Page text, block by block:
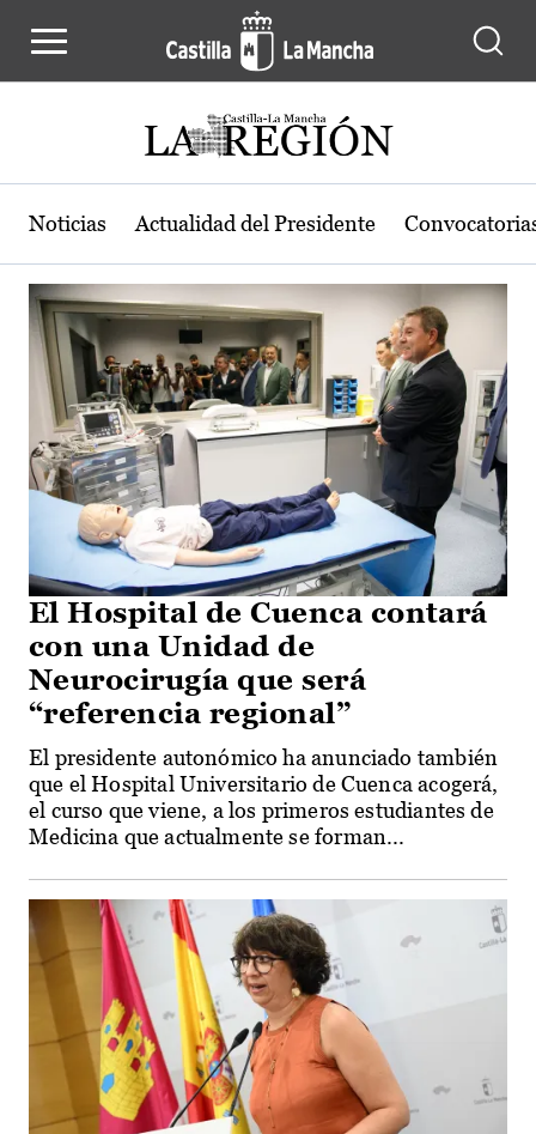
Actualidad de la región de Castilla-
Noticias Actualidad del Presidente
El Hospital de Cuenca contará
con una Unidad de
Neurocirugía que será
“referencia regional”
El presidente autonómico ha anunciado también
que el Hospital Universitario de Cuenca acogerá,
el curso que viene, a los primeros estudiantes de
Medicina que actualmente se forman...